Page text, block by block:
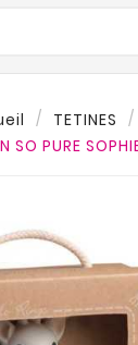
TETINES
SO PURE